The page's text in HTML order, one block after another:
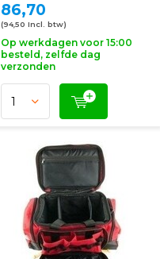
86,70
(94,50 Incl. btw)
Op werkdagen voor 15:00
besteld, zelfde dag
verzonden